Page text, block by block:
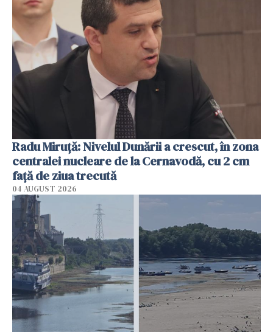
Radu Miruţă: Nivelul Dunării a crescut, în zona
centralei nucleare de la Cernavodă, cu 2 cm
faţă de ziua trecută
04 AUGUST 2026